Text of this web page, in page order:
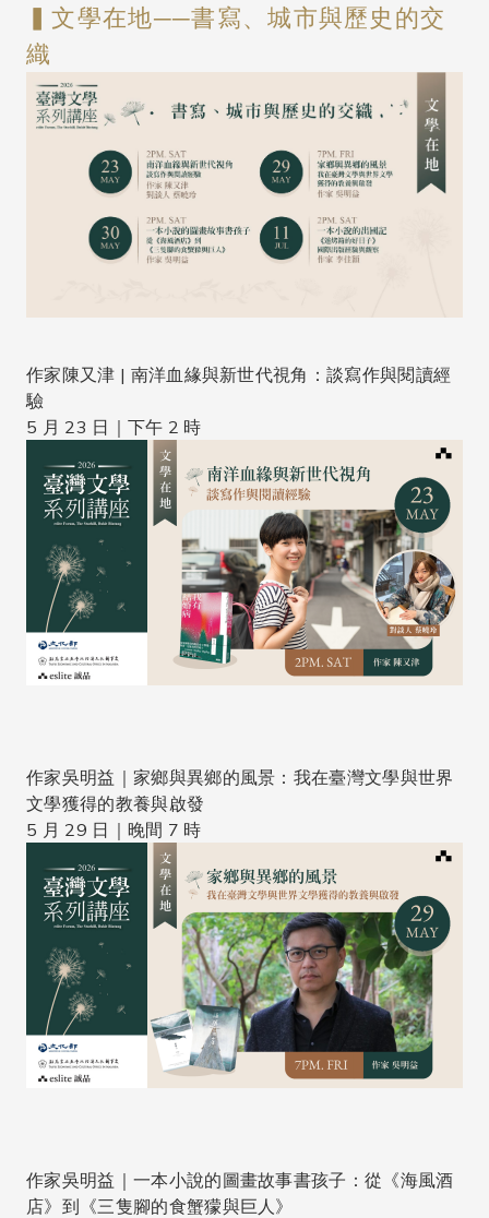
▍文學在地──書寫、城市與歷史的交
織
作家陳又津 | 南洋血緣與新世代視角：談寫作與閱讀經
驗
5 月 23 日｜下午 2 時
作家吳明益｜家鄉與異鄉的風景：我在臺灣文學與世界
文學獲得的教養與啟發
5 月 29 日｜晚間 7 時
作家吳明益｜一本小說的圖畫故事書孩子：從《海風酒
店》到《三隻腳的食蟹獴與巨人》